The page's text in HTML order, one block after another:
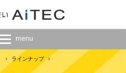
› ラインナップ ›